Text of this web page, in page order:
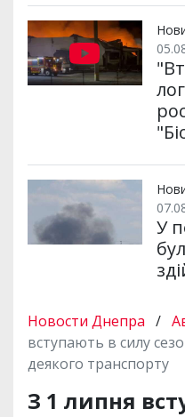
У
Новости Днепра /
вступають в силу
деякого транспорту
З 1 липня